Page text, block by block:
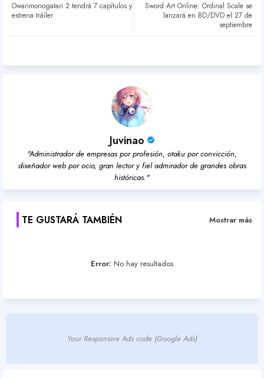
ter atsa
Sword Art Online: Ordinal Scale se
lanzará en BD/DVD el 27 de
septiembre
Owarimonogatari 2 tendrá 7 capítulos y
estrena tráiler
Juvinao
"Administrador de empresas por profesión, otaku por convicción,
diseñador web por ocio, gran lector y fiel admirador de grandes obras
históricas."
TE GUSTARÁ TAMBIÉN Mostrar más
Error: No hay resultados
Your Responsive Ads code (Google Ads)